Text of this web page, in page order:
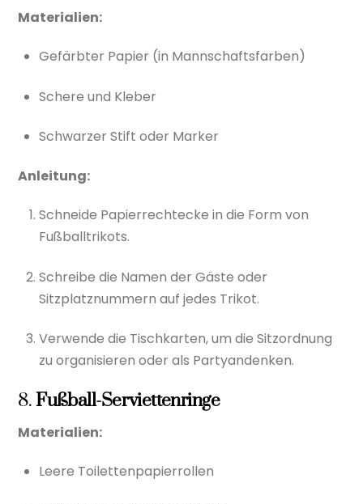
Materialien:
Gefärbter Papier (in Mannschaftsfarben)
Schere und Kleber
Schwarzer Stift oder Marker
Anleitung:
Schneide Papierrechtecke in die Form von
Fußballtrikots.
Schreibe die Namen der Gäste oder
Sitzplatznummern auf jedes Trikot.
Verwende die Tischkarten, um die Sitzordnung
zu organisieren oder als Partyandenken.
8.Fußball-Serviettenringe
Materialien:
Leere Toilettenpapierrollen